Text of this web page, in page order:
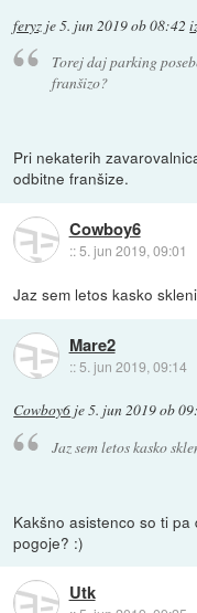
feryz je5. jun 2019 ob 08:42
Torej daj parking
franšizo?
Pri nekaterih
odbitne franšize.
Cowboy6
::5. jun 2019, 09:01
Jaz sem letos kasko
Mare2
:: 5. jun 2019, 09:14
Cowboy6 je5. jun 2019 ob
Jaz sem letos kasko
Kakšno asistenco so ti
pogoje? :)
Utk